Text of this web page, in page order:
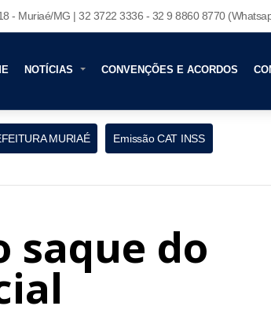
- Muriaé/MG | 32 3722 3336 - 32 9 8860 8770
NOTÍCIAS CONVENÇÕES E ACORDOS
MURIAÉ Emissão CAT INSS
saque do